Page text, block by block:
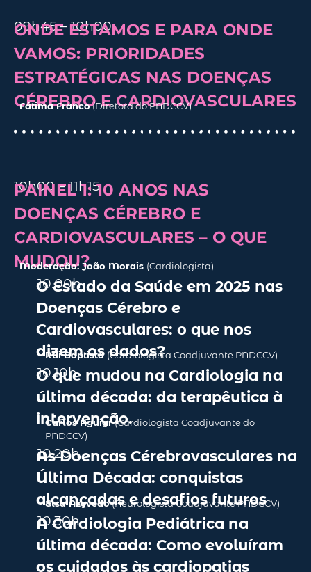
09h45 – 10h00
ONDE ESTAMOS E PARA ONDE
VAMOS: PRIORIDADES
ESTRATÉGICAS NAS DOENÇAS
CÉREBRO E CARDIOVASCULARES
Fátima Franco(Diretora do PNDCCV)
10h00 – 11h15
PAINEL 1: 10 ANOS NAS
DOENÇAS CÉREBRO E
CARDIOVASCULARES – O QUE
MUDOU?
Moderação:João Morais (Cardiologista)
10.00h
O Estado da Saúde em 2025 nas
Doenças Cérebro e
Cardiovasculares: o que nos
dizem os dados?
Rui Baptista (Cardiologista Coadjuvante PNDCCV)
10.10h
O que mudou na Cardiologia na
última década: da terapêutica à
intervenção.
Carlos Aguiar(Cardiologista Coadjuvante do
PNDCCV)
10.20h
As Doenças Cérebrovasculares na
Última Década: conquistas
alcançadas e desafios futuros
Elsa Azevedo(Neurologista Coadjuvante PNDCCV)
10.30h
A Cardiologia Pediátrica na
última década: Como evoluíram
os cuidados às cardiopatias